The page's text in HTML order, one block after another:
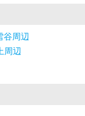
谷周辺
周辺